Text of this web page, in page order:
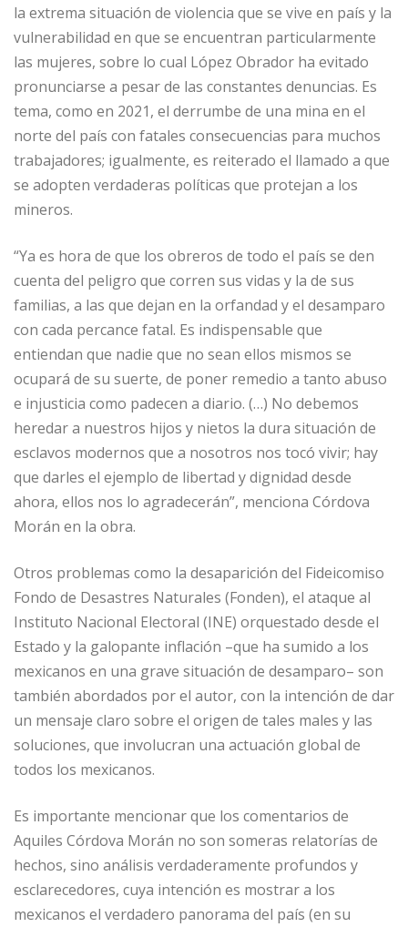
la extrema situación de violencia que se vive en país y la
vulnerabilidad en que se encuentran particularmente
las mujeres, sobre lo cual López Obrador ha evitado
pronunciarse a pesar de las constantes denuncias. Es
tema, como en 2021, el derrumbe de una mina en el
norte del país con fatales consecuencias para muchos
trabajadores; igualmente, es reiterado el llamado a que
se adopten verdaderas políticas que protejan a los
mineros.
“Ya es hora de que los obreros de todo el país se den
cuenta del peligro que corren sus vidas y la de sus
familias, a las que dejan en la orfandad y el desamparo
con cada percance fatal. Es indispensable que
entiendan que nadie que no sean ellos mismos se
ocupará de su suerte, de poner remedio a tanto abuso
e injusticia como padecen a diario. (…) No debemos
heredar a nuestros hijos y nietos la dura situación de
esclavos modernos que a nosotros nos tocó vivir; hay
que darles el ejemplo de libertad y dignidad desde
ahora, ellos nos lo agradecerán”, menciona Córdova
Morán en la obra.
Otros problemas como la desaparición del Fideicomiso
Fondo de Desastres Naturales (Fonden), el ataque al
Instituto Nacional Electoral (INE) orquestado desde el
Estado y la galopante inflación –que ha sumido a los
mexicanos en una grave situación de desamparo– son
también abordados por el autor, con la intención de dar
un mensaje claro sobre el origen de tales males y las
soluciones, que involucran una actuación global de
todos los mexicanos.
Es importante mencionar que los comentarios de
Aquiles Córdova Morán no son someras relatorías de
hechos, sino análisis verdaderamente profundos y
esclarecedores, cuya intención es mostrar a los
mexicanos el verdadero panorama del país (en su